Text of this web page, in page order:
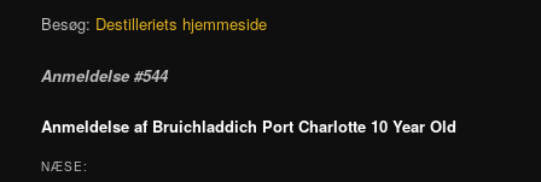
Besøg: Destilleriets hjemmeside
Anmeldelse #544
Anmeldelse af Bruichladdich Port Charlotte 10 Year Old
NÆSE: